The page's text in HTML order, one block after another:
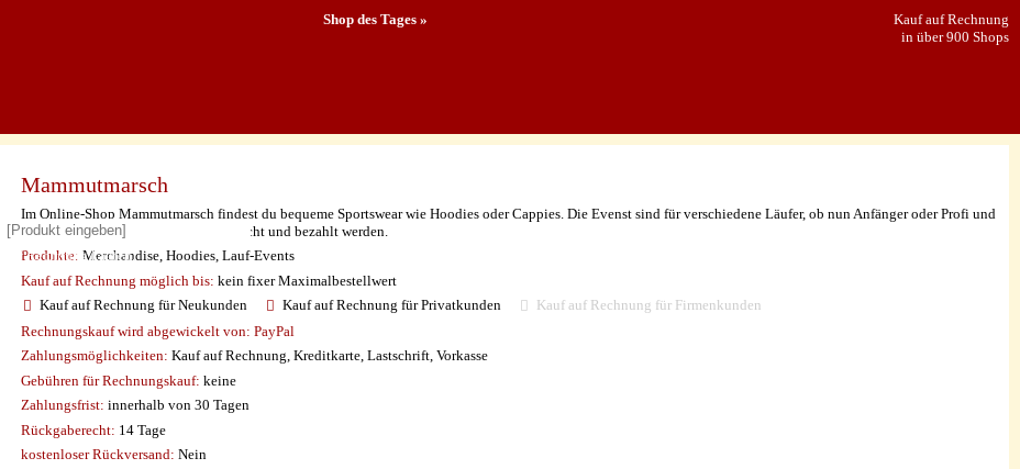
auf Rechnung kaufen.
Shop des Tages »
Kauf auf Rechnung
in über 900 Shops
Mammutmarsch
Im Online-Shop Mammutmarsch findest du bequeme Sportswear wie Hoodies oder Cappies. Die Evenst sind für verschiedene Läufer, ob nun Anfänger oder Profi und
können direkt über die Webseite gebucht und bezahlt werden.
Produkte: Merchandise, Hoodies, Lauf-Events
Kauf auf Rechnung möglich bis: kein fixer Maximalbestellwert
Kauf auf Rechnung für Neukunden
Kauf auf Rechnung für Privatkunden
Kauf auf Rechnung für Firmenkunden
Rechnungskauf wird abgewickelt von: PayPal
Zahlungsmöglichkeiten: Kauf auf Rechnung, Kreditkarte, Lastschrift, Vorkasse
Gebühren für Rechnungskauf: keine
Zahlungsfrist: innerhalb von 30 Tagen
Rückgaberecht: 14 Tage
kostenloser Rückversand: Nein